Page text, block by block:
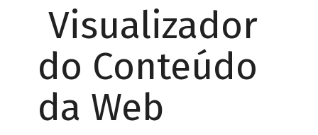
Visualizador
do Conteúdo
da Web